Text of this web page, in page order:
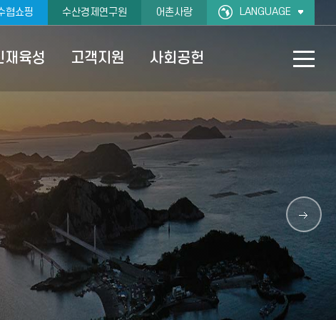
협쇼핑 수산경제연구원 어촌사랑 LANGUAGE
재육성 고객지원 사회공헌